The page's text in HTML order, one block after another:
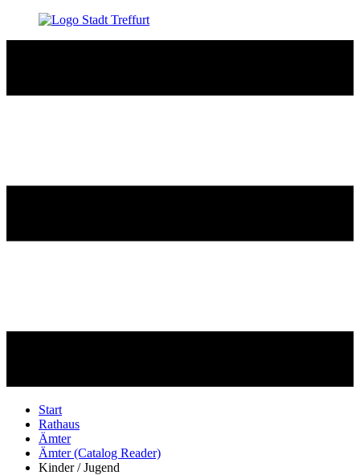
Start
Rathaus
Ämter
Ämter (Catalog Reader)
Kinder / Jugend